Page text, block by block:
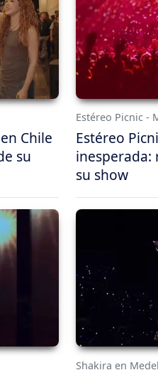
Chile
su
Estéreo Picnic -
Estéreo
inesperada:
su show
Shakira en